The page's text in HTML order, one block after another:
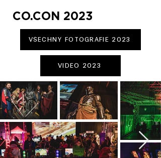
CO.CON 2023
VŠECHNY FOTOGRAFIE 2023
VIDEO 2023